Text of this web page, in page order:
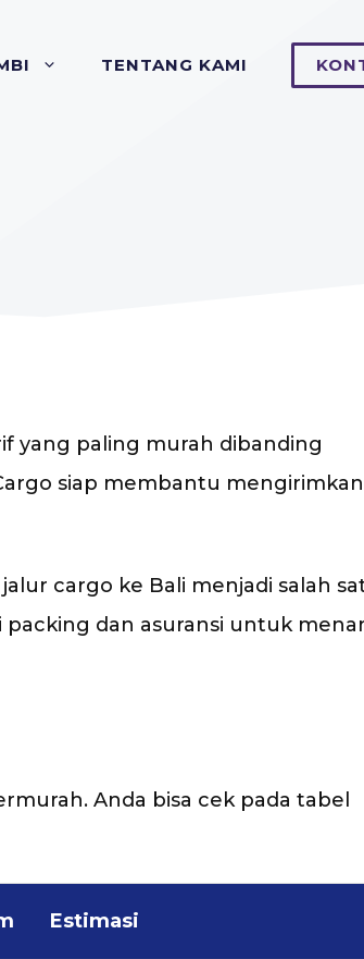
TENTANG KAMI
yang paling murah dibanding
siap membantu mengirimkan
cargo ke Bali menjadi salah
dan asuransi untuk
Anda bisa cek pada tabel
Estimasi